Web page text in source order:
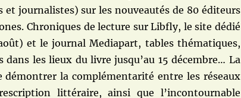
journalistes) sur les nouveautés de 80 éditeurs
Chroniques de lecture sur Libfly, le site dédié
et le journal Mediapart, tables thématiques,
les lieux du livre jusqu’au 15 décembre… La
démontrer la complémentarité entre les réseaux
littéraire, ainsi que l’incontournable